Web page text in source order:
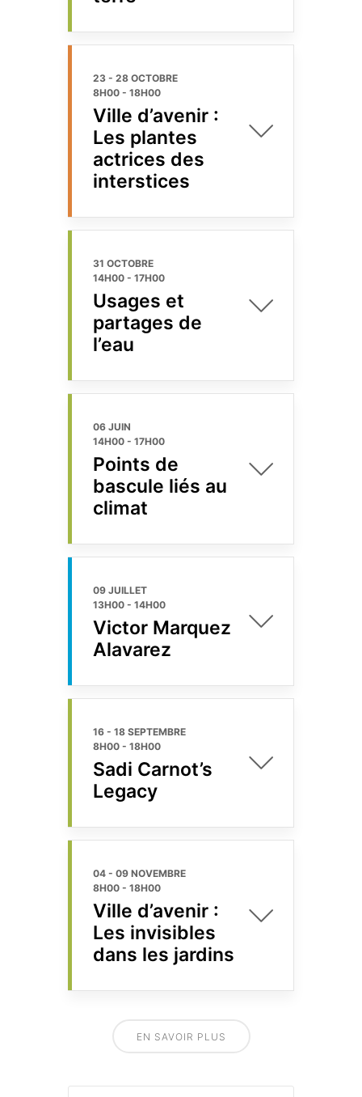
23 - 28 OCTOBRE
8H00 - 18H00
Ville d’avenir :
Les plantes
actrices des
interstices
31 OCTOBRE
14H00 - 17H00
Usages et
partages de
l’eau
06 JUIN
14H00 - 17H00
Points de
bascule liés au
climat
09 JUILLET
13H00 - 14H00
Victor Marquez
Alavarez
16 - 18 SEPTEMBRE
8H00 - 18H00
Sadi Carnot’s
Legacy
04 - 09 NOVEMBRE
8H00 - 18H00
Ville d’avenir :
Les invisibles
dans les jardins
EN SAVOIR PLUS